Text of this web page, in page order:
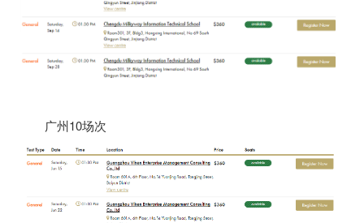
广州10场次